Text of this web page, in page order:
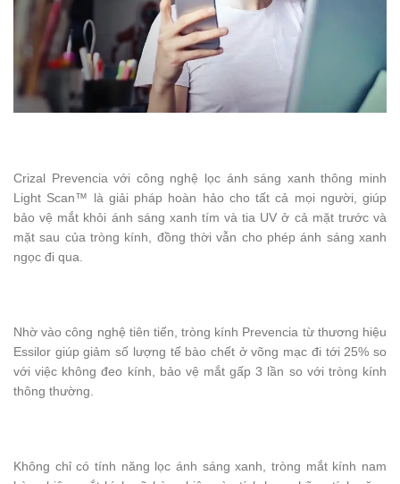
Crizal Prevencia với công nghệ lọc ánh sáng xanh thông minh
Light Scan™ là giải pháp hoàn hảo cho tất cả mọi người, giúp
bảo vệ mắt khỏi ánh sáng xanh tím và tia UV ở cả mặt trước và
mặt sau của tròng kính, đồng thời vẫn cho phép ánh sáng xanh
ngọc đi qua.
Nhờ vào công nghệ tiên tiến, tròng kính Prevencia từ thương hiệu
Essilor giúp giảm số lượng tế bào chết ở võng mạc đi tới 25% so
với việc không đeo kính, bảo vệ mắt gấp 3 lần so với tròng kính
thông thường.
Không chỉ có tính năng lọc ánh sáng xanh, tròng mắt kính nam